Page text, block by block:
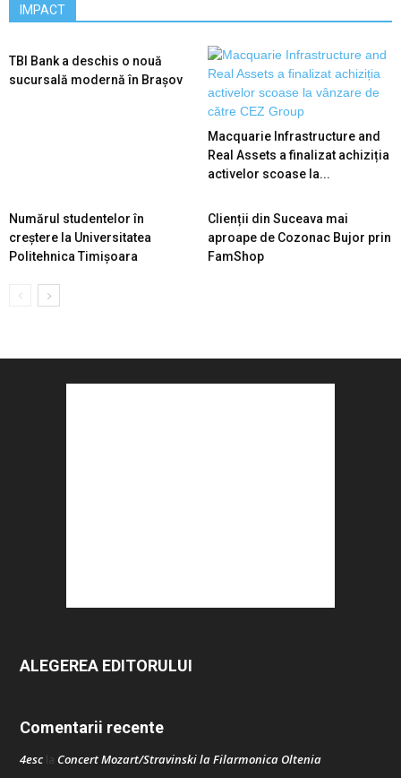
IMPACT
TBI Bank a deschis o nouă
sucursală modernă în Brașov
Macquarie Infrastructure and
Real Assets a finalizat achiziția
activelor scoase la...
Numărul studentelor în
creștere la Universitatea
Politehnica Timișoara
Clienții din Suceava mai
aproape de Cozonac Bujor prin
FamShop
ALEGEREA EDITORULUI
Comentarii recente
4esc la Concert Mozart/Stravinski la Filarmonica Oltenia